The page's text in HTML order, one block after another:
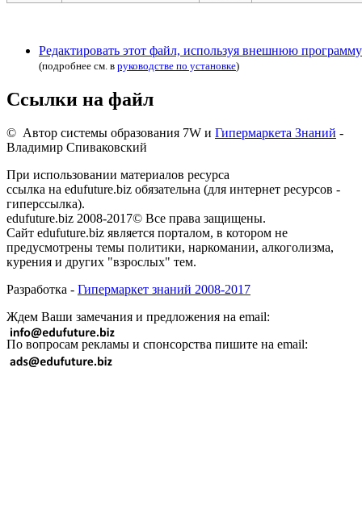
Редактировать этот файл, используя внешнюю программу
(подробнее см. в руководстве по установке)
Ссылки на файл
© Автор системы образования 7W и Гипермаркета Знаний -
Владимир Спиваковский
При использовании материалов ресурса
ссылка на edufuture.biz обязательна (для интернет ресурсов -
гиперссылка).
edufuture.biz 2008-2017© Все права защищены.
Сайт edufuture.biz является порталом, в котором не
предусмотрены темы политики, наркомании, алкоголизма,
курения и других "взрослых" тем.
Разработка - Гипермаркет знаний 2008-2017
Ждем Ваши замечания и предложения на email:
По вопросам рекламы и спонсорства пишите на email: